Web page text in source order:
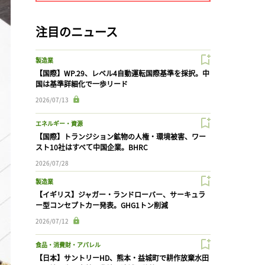
注目のニュース
製造業
【国際】WP.29、レベル4自動運転国際基準を採択。中
国は基準詳細化で一歩リード
2026/07/13
エネルギー・資源
【国際】トランジション鉱物の人権・環境被害、ワー
スト10社はすべて中国企業。BHRC
2026/07/28
製造業
【イギリス】ジャガー・ランドローバー、サーキュラ
ー型コンセプトカー発表。GHG1トン削減
2026/07/12
食品・消費財・アパレル
【日本】サントリーHD、熊本・益城町で耕作放棄水田